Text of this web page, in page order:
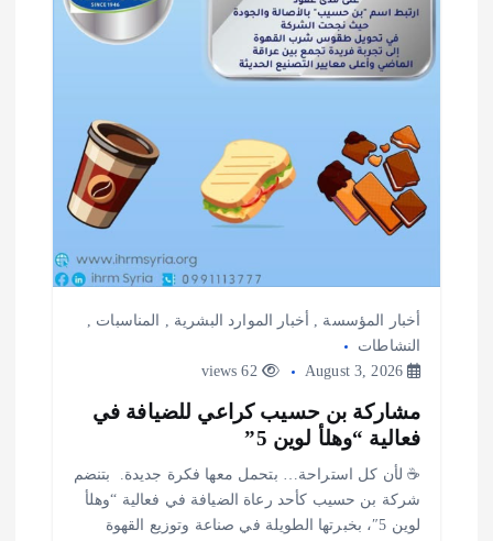
ت
أخبار المؤسسة , أخبار الموارد البشرية , المناسبات ,
النشاطات
August 3, 2026
62 views
مشاركة بن حسيب كراعي للضيافة في
فعالية “وهلأ لوين 5”
‎☕ لأن كل استراحة… بتحمل معها فكرة جديدة. ‎ ‎بتنضم
شركة بن حسيب كأحد رعاة الضيافة في فعالية “وهلأ
لوين 5″، بخبرتها الطويلة في صناعة وتوزيع القهوة